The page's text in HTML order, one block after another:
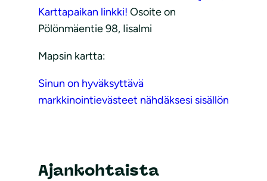
Karttapaikan linkki! Osoite on
Pölönmäentie 98, Iisalmi
Mapsin kartta:
Sinun on hyväksyttävä
markkinointievästeet nähdäksesi sisällön
Ajankohtaista